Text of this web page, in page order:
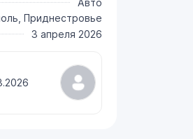
Приднестровье
3 апреля 2026